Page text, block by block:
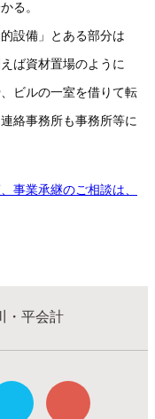
る。
設備」とある部分は
ば資材置場のように
ビルの一室を借りて転
絡事務所も事務所等に
事業承継のご相談は、
・平会計